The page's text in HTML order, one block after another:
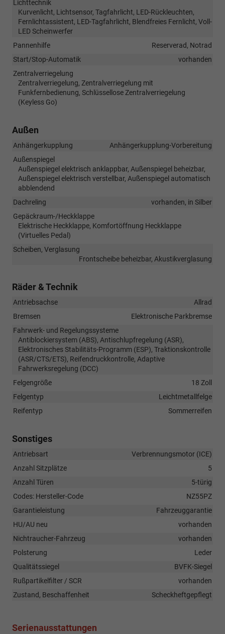
Lichttechnik
Kurvenlicht, Lichtsensor, Tagfahrlicht, LED-Rückleuchten,
Fernlichtassistent, LED-Tagfahrlicht, Blendfreies Fernlicht, Voll-
LED Scheinwerfer
Pannenhilfe
Reserverad, Notrad
Start/Stop-Automatik
vorhanden
Zentralverriegelung
Zentralverriegelung, Zentralverriegelung mit
Funkfernbedienung, Schlüssellose Zentralverriegelung
(Keyless Go)
Außen
Anhängerkupplung
Anhängerkupplung-Vorbereitung
Außenspiegel
Außenspiegel elektrisch anklappbar, Außenspiegel beheizbar,
Außenspiegel elektrisch verstellbar, Außenspiegel automatisch
abblendend
Dachreling
vorhanden, in Silber
Gepäckraum-/Heckklappe
Elektrische Heckklappe, Komfortöffnung Heckklappe
(Virtuelles Pedal)
Scheiben, Verglasung
Frontscheibe beheizbar, Akustikverglasung
Räder & Technik
Antriebsachse
Allrad
Bremsen
Elektronische Parkbremse
Fahrwerk- und Regelungssysteme
Antiblockiersystem (ABS), Antischlupfregelung (ASR),
Elektronisches Stabilitäts-Programm (ESP), Traktionskontrolle
(ASR/CTS/ETS), Reifendruckkontrolle, Adaptive
Fahrwerksregelung (DCC)
Felgengröße
18 Zoll
Felgentyp
Leichtmetallfelge
Reifentyp
Sommerreifen
Sonstiges
Antriebsart
Verbrennungsmotor (ICE)
Anzahl Sitzplätze
5
Anzahl Türen
5-türig
Codes: Hersteller-Code
NZ55PZ
Garantieleistung
Fahrzeuggarantie
HU/AU neu
vorhanden
Nichtraucher-Fahrzeug
vorhanden
Polsterung
Leder
Qualitätssiegel
BVFK-Siegel
Rußpartikelfilter / SCR
vorhanden
Zustand, Beschaffenheit
Scheckheftgepflegt
Serienausstattungen